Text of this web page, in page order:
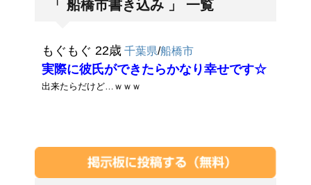
「 船橋市書き込み 」 一覧
もぐもぐ 22歳 千葉県/船橋市
実際に彼氏ができたらかなり幸せです☆
出来たらだけど…ｗｗｗ